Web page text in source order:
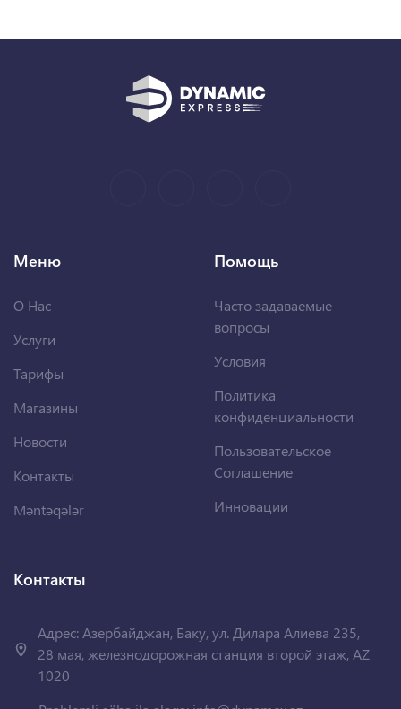
Меню
О Нас
Услуги
Тарифы
Магазины
Новости
Контакты
Məntəqələr
Помощь
Часто задаваемые
вопросы
Условия
Политика
конфиденциальности
Пользовательское
Соглашение
Инновации
Контакты
Адрес: Азербайджан, Баку, ул. Дилара Алиева 235,
28 мая, железнодорожная станция второй этаж, AZ
1020